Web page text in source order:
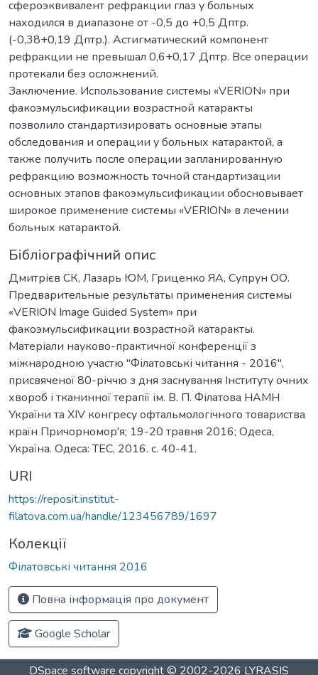
сфероэквивалент рефракции глаз у больных
находился в диапазоне от -0,5 до +0,5 Дптр.
(-0,38+0,19 Дптр.). Астигматический компонент
рефракции не превышал 0,6+0,17 Дптр. Все операции
протекали без осложнений.
Заключение. Использование системы «VERION» при
факоэмульсификации возрастной катаракты
позволило стандартизировать основные этапы
обследования и операции у больных катарактой, а
также получить после операции запланированную
рефракцию возможность точной стандартизации
основных этапов факоэмульсификации обосновывает
широкое применение системы «VERION» в лечении
больных катарактой.
Бібліографічний опис
Дмитрієв СК, Лазарь ЮМ, Гриценко ЯА, Супрун ОО.
Предварительные результаты применения системы
«VERION Image Guided System» при
факоэмульсификации возрастной катаракты.
Матеріали науково-практичної конференції з
міжнародною участю "Філатовські читання - 2016",
присвяченої 80-річчю з дня заснування Інституту очних
хвороб і тканинної терапії ім. В. П. Філатова НАМН
України та XIV конгресу офтальмологічного товариства
країн Причорномор'я; 19-20 травня 2016; Одеса,
Україна. Одеса: ТЕС, 2016. с. 40-41.
URI
https://reposit.institut-
filatova.com.ua/handle/123456789/1697
Колекції
Філатовські читання 2016
Повна інформація про документ
Google Scholar
DSpace software copyright © 2002-2026 LYRASIS